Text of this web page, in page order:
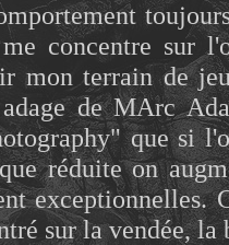
me concentre sur
mon terrain de
de MArc
que si
réduite on
exceptionnelles.
sur la vendée,